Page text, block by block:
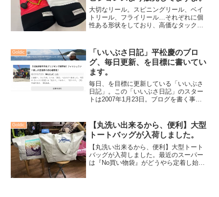
大切なリール。スピニングリール、ベイ
トリール、フライリール…それぞれに個
性ある形状をしており、高価なタック
ルを輸送したり、機内預けで持ち込んだ
り、と移動範囲も広く、その都...
Goldic
「いいぶさ日記」平松慶のブロ
グ、毎日更新、を目標に書いてい
ます。
毎日、を目標に更新している「いいぶさ
日記」。この「いいぶさ日記」のスター
トは2007年1月23日。ブログを書く事
れが常に疑問であったのをよく覚えてい
ます。「日々の出来事...
Goldic
【丸洗い出来るから、便利】大型
トートバッグが入荷しました。
【丸洗い出来るから、便利】大型トート
バッグが入荷しました。最近のスーパー
は『No買い物袋』がどうやら定着し始